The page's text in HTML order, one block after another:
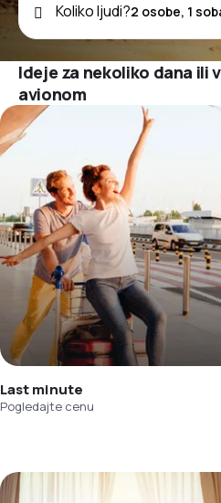
Koliko ljudi?
Ideje za nekoliko dana ili
avionom
Last minute
Pogledajte cenu